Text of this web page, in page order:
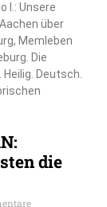
I.: Unsere
über
Memleben
Die
Deutsch.
die